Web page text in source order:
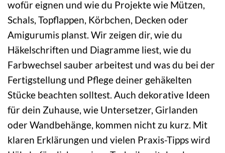
wofür eignen und wie du Projekte wie Mützen,
Schals, Topflappen, Körbchen, Decken oder
Amigurumis planst. Wir zeigen dir, wie du
Häkelschriften und Diagramme liest, wie du
Farbwechsel sauber arbeitest und was du bei der
Fertigstellung und Pflege deiner gehäkelten
Stücke beachten solltest. Auch dekorative Ideen
für dein Zuhause, wie Untersetzer, Girlanden
oder Wandbehänge, kommen nicht zu kurz. Mit
klaren Erklärungen und vielen Praxis-Tipps wird